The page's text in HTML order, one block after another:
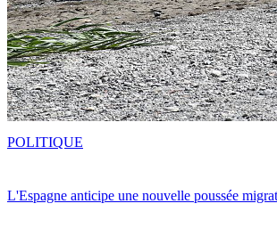
L'Espagne anticipe une nouvelle poussée
POLITIQUE